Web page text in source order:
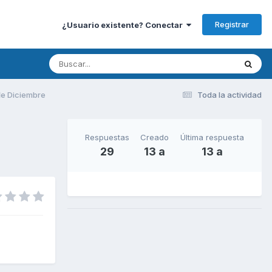
¿Usuario existente? Conectar Registrar
Toda la actividad
Diciembre
Respuestas
29
Creado
13 a
Última respuesta
13 a